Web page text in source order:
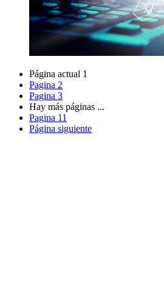
Página actual 1
Pagina 2
Pagina 3
Hay más páginas ...
Pagina 11
Página siguiente